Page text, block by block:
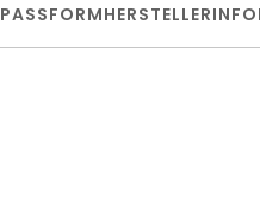
PASSFORM